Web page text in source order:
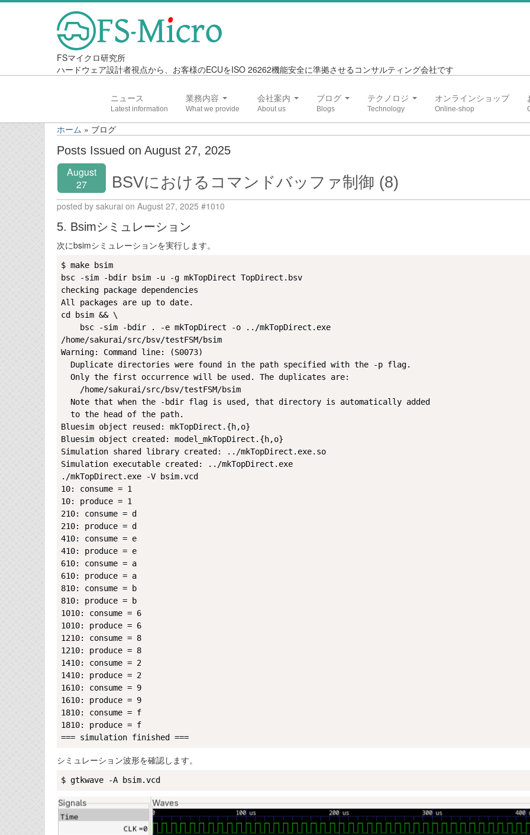
FSマイクロ研究所
ハードウェア設計者視点から、お客様のECUをISO 26262機能安全に準拠させるコンサルティング会社です
ニュース 業務内容 会社案内 ブログ テクノロジ オンラインショップ
ホーム » ブログ
Posts Issued on August 27, 2025
August
27
BSVにおけるコマンドバッファ制御 (8)
posted by sakurai on August 27, 2025 #1010
5. Bsimシミュレーション
次にbsimシミュレーションを実行します。
$ make bsim
bsc -sim -bdir bsim -u -g mkTopDirect TopDirect.bsv
checking package dependencies
All packages are up to date.
cd bsim && \
/home/sakurai/src/bsv/testFSM/bsim
Warning: Command line: (S0073)
Bluesim object reused: mkTopDirect.{h,o}
Bluesim object created: model_mkTopDirect.{h,o}
Simulation shared library created: ../mkTopDirect.exe.so
Simulation executable created: ../mkTopDirect.exe
./mkTopDirect.exe -V bsim.vcd
10: consume = 1
10: produce = 1
210: consume = d
210: produce = d
410: consume = e
410: produce = e
610: consume = a
610: produce = a
810: consume = b
810: produce = b
1010: consume = 6
1010: produce = 6
1210: consume = 8
1210: produce = 8
1410: consume = 2
1410: produce = 2
1610: consume = 9
1610: produce = 9
1810: consume = f
1810: produce = f
シミュレーション波形を確認します。